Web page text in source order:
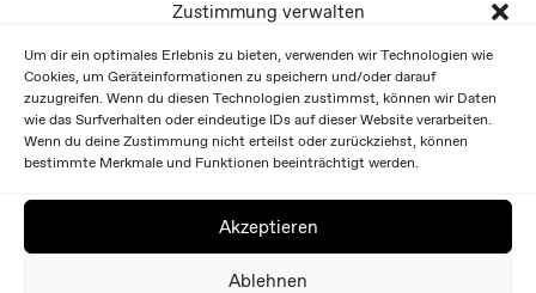
Zustimmung verwalten
Um dir ein optimales Erlebnis zu bieten, verwenden wir Technologien wie
Cookies, um Geräteinformationen zu speichern und/oder darauf
zuzugreifen. Wenn du diesen Technologien zustimmst, können wir Daten
wie das Surfverhalten oder eindeutige IDs auf dieser Website verarbeiten.
Wenn du deine Zustimmung nicht erteilst oder zurückziehst, können
bestimmte Merkmale und Funktionen beeinträchtigt werden.
Akzeptieren
Ablehnen